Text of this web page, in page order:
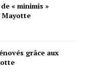
« minimis »
Mayotte
grâce aux